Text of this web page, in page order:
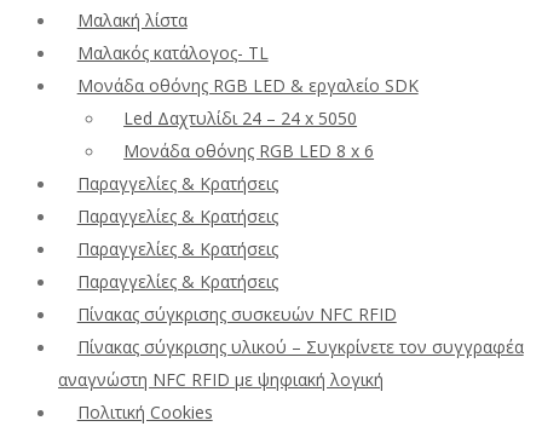
Μαλακή λίστα
Μαλακός κατάλογος- TL
Μονάδα οθόνης RGB LED & εργαλείο SDK
Led Δαχτυλίδι 24 – 24 x 5050
Μονάδα οθόνης RGB LED 8 x 6
Παραγγελίες & Κρατήσεις
Παραγγελίες & Κρατήσεις
Παραγγελίες & Κρατήσεις
Παραγγελίες & Κρατήσεις
Πίνακας σύγκρισης συσκευών NFC RFID
Πίνακας σύγκρισης υλικού – Συγκρίνετε τον συγγραφέα
αναγνώστη NFC RFID με ψηφιακή λογική
Πολιτική Cookies